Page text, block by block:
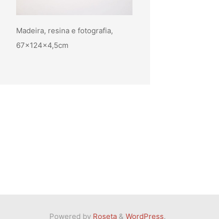
Madeira, resina e fotografia,
67x124x4,5cm
Powered byRoseta& WordPress.